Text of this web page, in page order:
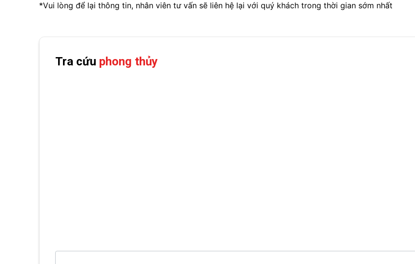
*Vui lòng để lại thông tin, nhân viên tư vấn sẽ liên hệ lại với quý khách trong thời gian sớm nhất
Tra cứu phong thủy